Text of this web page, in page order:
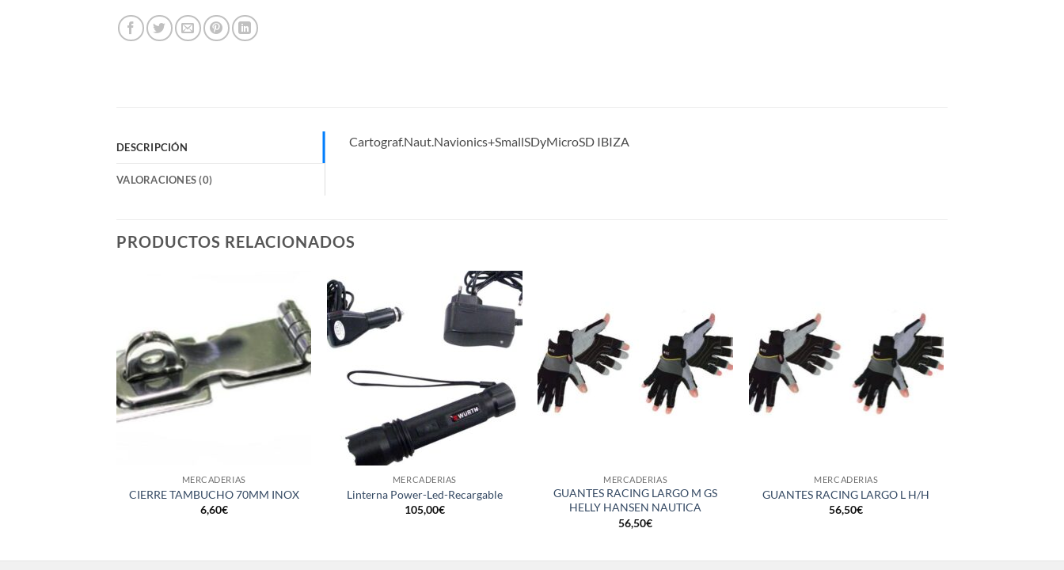
DESCRIPCIÓN
VALORACIONES (0)
Cartograf.Naut.Navionics+SmallSDyMicroSD IBIZA
PRODUCTOS RELACIONADOS
MERCADERIAS
CIERRE TAMBUCHO 70MM INOX
6,60€
+
MERCADERIAS
Linterna Power-Led-Recargable
105,00€
MERCADERIAS
GUANTES RACING LARGO M GS
HELLY HANSEN NAUTICA
56,50€
MERCADERIAS
GUANTES RACING LARGO L H/H
56,50€